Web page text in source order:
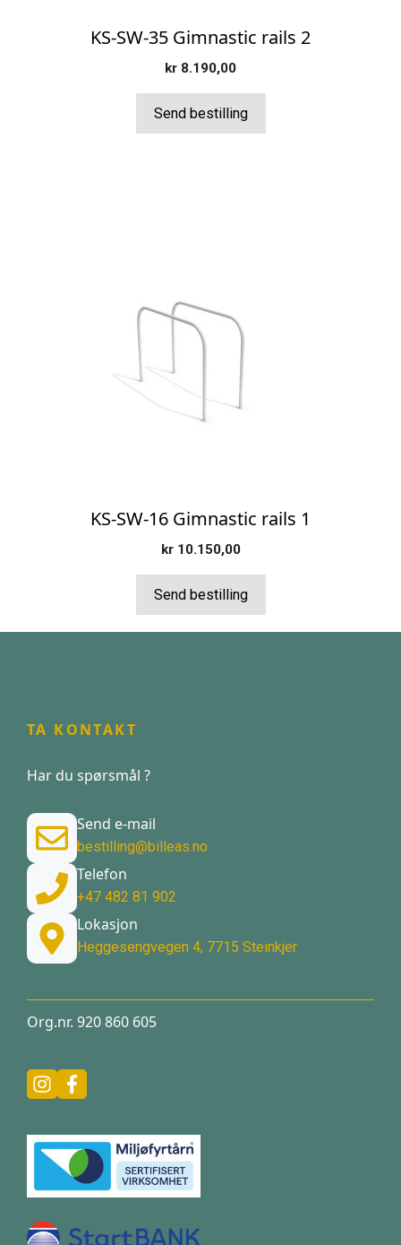
KS-SW-35 Gimnastic rails 2
kr 8.190,00
Send bestilling
KS-SW-16 Gimnastic rails 1
kr10.150,00
Send bestilling
TA KONTAKT
Har du spørsmål ?
Send e-mail
bestilling@billeas.no
Telefon
+47 482 81 902
Lokasjon
Heggesengvegen 4, 7715 Steinkjer
Org.nr. 920 860 605